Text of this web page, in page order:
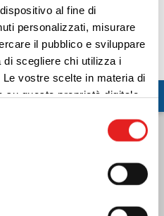
al fine di
personalizzati, misurare
il pubblico e sviluppare
scegliere chi utilizza i
vostre scelte in materia di
su questa proprietà digitale
consenso in qualsiasi
sui cookie o facendo clic
sezione dettagli. Puoi
traino